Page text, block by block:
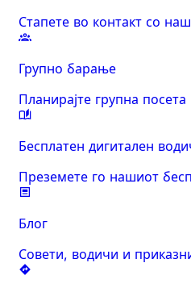
Стапете во контакт со
Групно барање
Планирајте групна посета
Бесплатен дигитален
Преземете го нашиот
Блог
Совети, водичи и